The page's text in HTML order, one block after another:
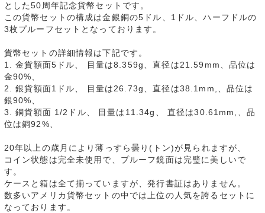
とした50周年記念貨幣セットです。
この貨幣セットの構成は金銀銅の5ドル、1ドル、ハーフドルの
3枚プルーフセットとなっております。
貨幣セットの詳細情報は下記です。
1. 金貨額面5ドル、 目量は8.359g、直径は21.59mm、品位は
金90%、
2. 銀貨額面1ドル、 目量は26.73g、直径は38.1mm,、品位は
銀90%、
3. 銅貨額面 1/2ドル、 目量は11.34g、 直径は30.61mm,、品
位は銅92%、
20年以上の歳月により薄っすら曇り(トン)が見られますが、
コイン状態は完全未使用で、プルーフ鏡面は完璧に美しいで
す。
ケースと箱は全て揃っていますが、発行書証はありません。
数多いアメリカ貨幣セットの中では上位の人気を誇るセットに
なっております。